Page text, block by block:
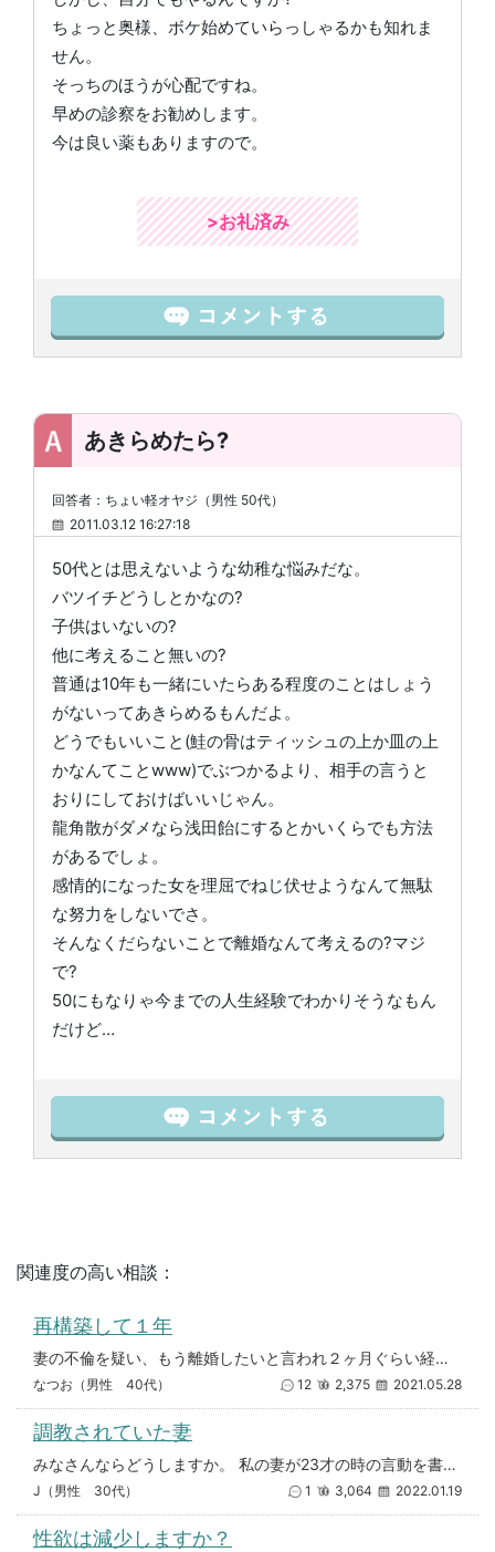
ちょっと奥様、ボケ始めていらっしゃるかも知れま
せん。
そっちのほうが心配ですね。
早めの診察をお勧めします。
今は良い薬もありますので。
>お礼済み
あきらめたら?
回答者：ちょい軽オヤジ（男性 50代）
2011.03.12 16:27:18
50代とは思えないような幼稚な悩みだな。
バツイチどうしとかなの?
子供はいないの?
他に考えること無いの?
普通は10年も一緒にいたらある程度のことはしょう
がないってあきらめるもんだよ。
どうでもいいこと(鮭の骨はティッシュの上か皿の上
かなんてことwww)でぶつかるより、相手の言うと
おりにしておけばいいじゃん。
龍角散がダメなら浅田飴にするとかいくらでも方法
があるでしょ。
感情的になった女を理屈でねじ伏せようなんて無駄
な努力をしないでさ。
そんなくだらないことで離婚なんて考えるの?マジ
で?
50にもなりゃ今までの人生経験でわかりそうなもん
だけど…
関連度の高い相談：
再構築して１年
妻の不倫を疑い、もう離婚したいと言われ２ヶ月ぐらい経ち、ずっと妻とは話し合いをしてきました。結局は妻は不倫はしてなかった
なつお（男性 40代） 12 2,375 2021.05.28
調教されていた妻
みなさんならどうしますか。 私の妻が23才の時の言動を書きます。 ①フェラチオ＝イラマチオ 妻「フェラチオ嫌い」 私
J（男性 30代） 1 3,064 2022.01.19
性欲は減少しますか？